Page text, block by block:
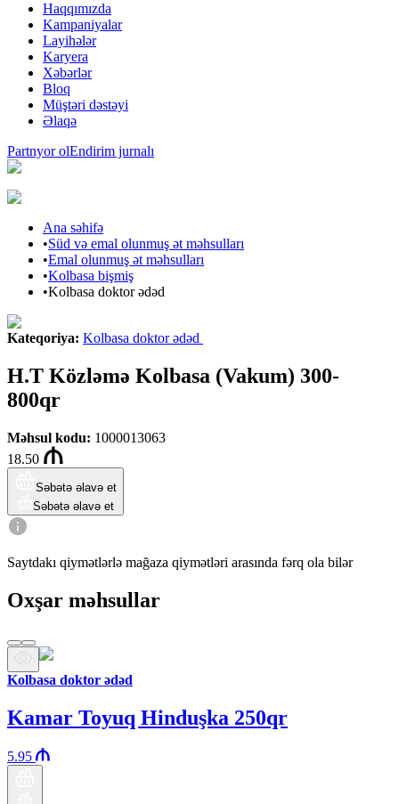
Haqqımızda
Kampaniyalar
Layihələr
Karyera
Xəbərlər
Bloq
Müştəri dəstəyi
Əlaqə
Partnyor olEndirim jurnalı
Ana səhifə
•Süd və emal olunmuş ət məhsulları
•Emal olunmuş ət məhsulları
•Kolbasa bişmiş
•Kolbasa doktor ədəd
Kateqoriya: Kolbasa doktor ədəd
H.T Közləmə Kolbasa (Vakum) 300-
800qr
Məhsul kodu: 1000013063
18.50
Səbətə əlavə et
Səbətə əlavə et
Saytdakı qiymətlərlə mağaza qiymətləri arasında fərq ola bilər
Oxşar məhsullar
Kolbasa doktor ədəd
Kamar Toyuq Hinduşka 250qr
5.95